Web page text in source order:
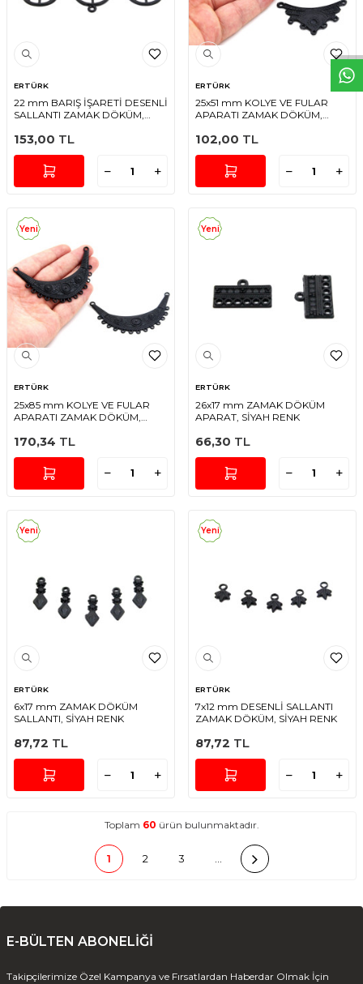
W
h
t
s
a
p
p
D
e
s
e
H
a
t
t
ERTÜRK
22 mm BARIŞ İŞARETİ DESENLİ
SALLANTI ZAMAK DÖKÜM,
153,00 TL
ERTÜRK
25x51 mm KOLYE VE FULAR
APARATI ZAMAK DÖKÜM,
102,00 TL
Yeni
ERTÜRK
25x85 mm KOLYE VE FULAR
APARATI ZAMAK DÖKÜM,
170,34 TL
Yeni
ERTÜRK
26x17 mm ZAMAK DÖKÜM
APARAT, SİYAH RENK
66,30 TL
Yeni
ERTÜRK
6x17 mm ZAMAK DÖKÜM
SALLANTI, SİYAH RENK
87,72 TL
Yeni
ERTÜRK
7x12 mm DESENLİ SALLANTI
ZAMAK DÖKÜM, SİYAH RENK
87,72 TL
Toplam 60 ürün bulunmaktadır.
1 2 3
E-BÜLTEN ABONELİĞİ
Takipçilerimize Özel Kampanya ve Fırsatlardan Haberdar Olmak İçin